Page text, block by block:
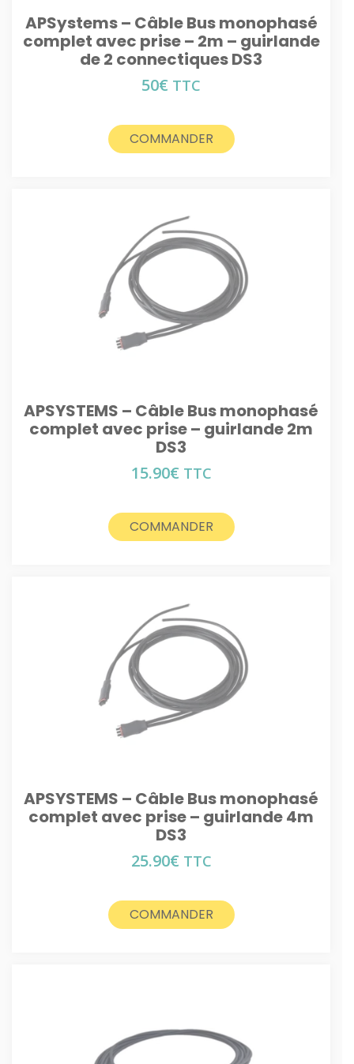
APSystems – Câble Bus monophasé
complet avec prise – 2m – guirlande
de 2 connectiques DS3
50€ TTC
COMMANDER
APSYSTEMS – Câble Bus monophasé
complet avec prise – guirlande 2m
DS3
15.90€ TTC
COMMANDER
APSYSTEMS – Câble Bus monophasé
complet avec prise – guirlande 4m
DS3
25.90€ TTC
COMMANDER